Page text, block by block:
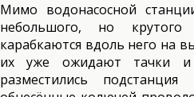
Мимо водонасосной
небольшого, но крутого
карабкаются вдоль него на
их уже ожидают тачки и
разместились